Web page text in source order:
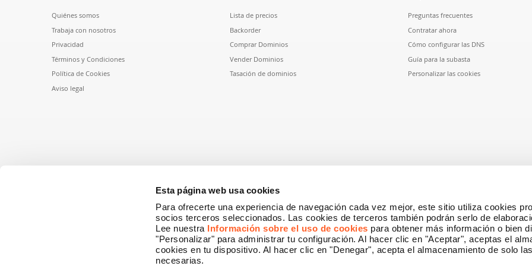
Esta página web usa cookies
Para ofrecerte una experiencia de navegación cada vez mejor, este sitio utiliza cookies
socios terceros seleccionados. Las cookies de terceros también podrán serlo de
Lee nuestra Información sobre el uso de cookies para obtener más información o bien
"Personalizar" para administrar tu configuración. Al hacer clic en "Aceptar", aceptas el
cookies en tu dispositivo. Al hacer clic en "Denegar", acepta el almacenamiento de solo
necesarias.
Quiénes somos
Trabaja con nosotros
Privacidad
Términos y Condiciones
Política de Cookies
Aviso legal
Lista de precios
Backorder
Comprar Dominios
Vender Dominios
Tasación de dominios
Preguntas frecuentes
Contratar ahora
Cómo configurar las DNS
Guía para la subasta
Personalizar las cookies